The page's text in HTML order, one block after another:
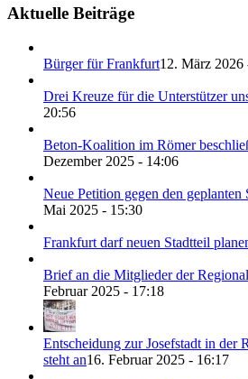
Aktuelle Beiträge
Bürger für Frankfurt12. März 2026
Drei Kreuze für die Unterstützer
20:56
Beton-Koalition im Römer
Dezember 2025 - 14:06
Neue Petition gegen den geplanten
Mai 2025 - 15:30
Frankfurt darf neuen Stadtteil
Brief an die Mitglieder der
Februar 2025 - 17:18
Entscheidung zur Josefstadt in der
steht an16. Februar 2025 - 16:17